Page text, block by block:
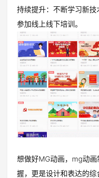
持续提升：不断学习新技
参加线上线下培训。
想做好MG动画，mg动
握，更是设计和表达的